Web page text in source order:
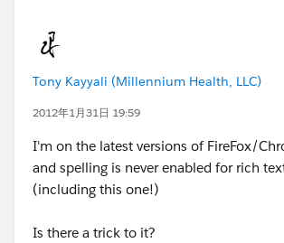
Tony Kayyali (Millennium Health, LLC)
2012年1月31日 19:59
I'm on the latest versions of FireFox/
and spelling is never enabled for rich
(including this one!)
Is there a trick to it?